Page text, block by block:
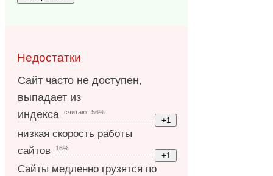
Недостатки
Сайт часто не доступен,
выпадает из
индекса
считают 56%
низкая скорость работы
сайтов
16%
Сайты медленно грузятся по